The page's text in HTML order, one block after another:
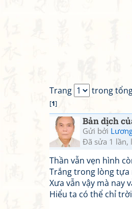
Trang trong
[1]
Bản dịch
Gửi bởi
Đã sửa 1 lần,
Thần vẫn vẹn hình
Trắng trong lòng
Xưa vẫn vậy mà nay
Hiểu ta có thể chỉ